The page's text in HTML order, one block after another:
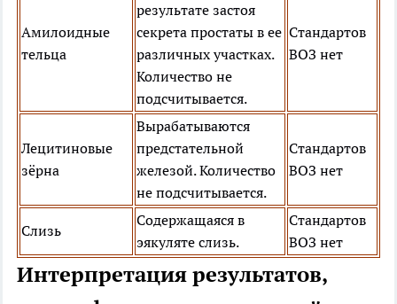
Амилоидные
тельца
результате застоя
секрета простаты в ее
различных участках.
Количество не
подсчитывается.
Стандартов
ВОЗ нет
Лецитиновые
зёрна
Вырабатываются
предстательной
железой. Количество
не подсчитывается.
Стандартов
ВОЗ нет
Слизь
Содержащаяся в
эякуляте слизь.
Стандартов
ВОЗ нет
Интерпретация результатов,